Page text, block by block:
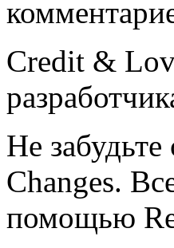
Credit &
Не
Changes.
помощью